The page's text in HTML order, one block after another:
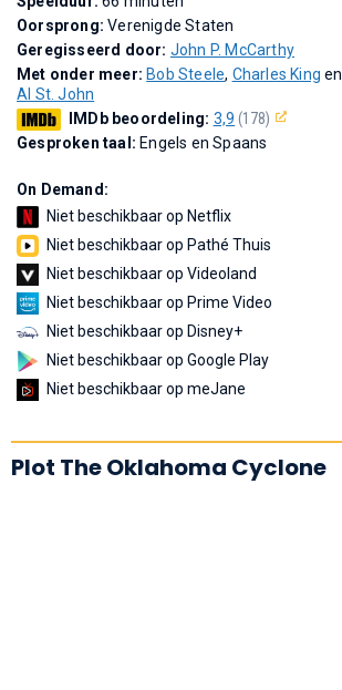
Oorsprong:Verenigde Staten
Geregisseerd door: John P. McCarthy
Met onder meer: Bob Steele, Charles King en
Al St. John
IMDb beoordeling: 3,9 (178)
Gesproken taal: Engels en Spaans
On Demand:
Niet beschikbaar op Netflix
Niet beschikbaar op Pathé Thuis
Niet beschikbaar op Videoland
Niet beschikbaar op Prime Video
Niet beschikbaar op Disney+
Niet beschikbaar op Google Play
Niet beschikbaar op meJane
Plot The Oklahoma Cyclone